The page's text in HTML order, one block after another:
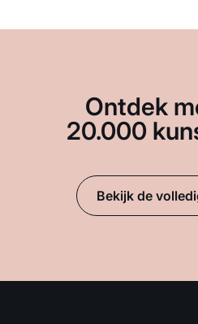
Ontdek
20.000
Bekijk de